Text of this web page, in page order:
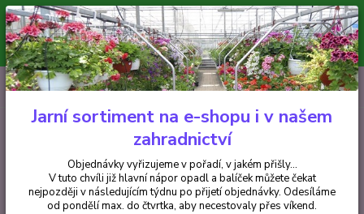
Minimální hodnota pro odeslání z e-shopu je 300 Kč.
V tuto chvíli již hlavní nápor objednávek opadl a balíček můžete čekat
nejpozději v následujícím týdnu po přijetí objednávky. Objednávky
vyřizujeme v pořadí, v jakém přišly...
CZK
Hledat
+420 602 223 614 0ks
za0 Kč
Jarní sortiment na e-shopu i v našem
zahradnictví
Objednávky vyřizujeme v pořadí, v jakém přišly...
V tuto chvíli již hlavní nápor opadl a balíček můžete čekat
nejpozději v následujícím týdnu po přijetí objednávky. Odesíláme
od pondělí max. do čtvrtka, aby necestovaly přes víkend.